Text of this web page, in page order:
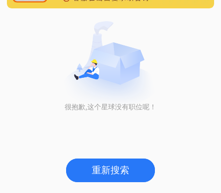
很抱歉,这个星球没有职位呢！
重新搜索